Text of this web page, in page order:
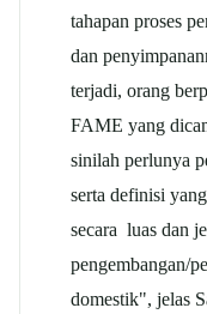
tahapan proses
dan
terjadi, orang
FAME yang
sinilah perlunya
serta definisi
secara luas dan
pengembangan/
domestik", jelas